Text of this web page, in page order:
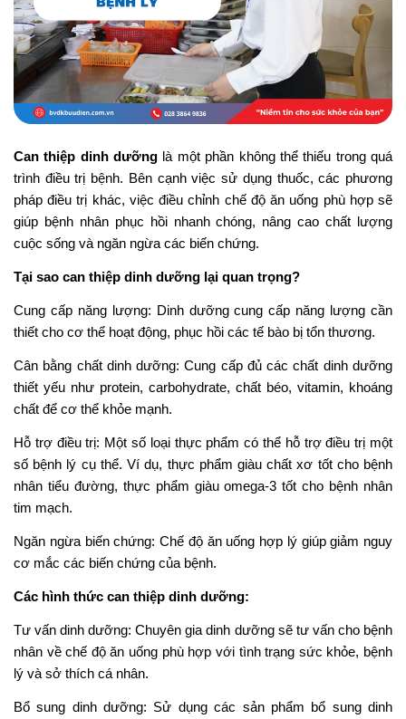
Can thiệp dinh dưỡng là một phần không thể thiếu trong quá
trình điều trị bệnh. Bên cạnh việc sử dụng thuốc, các phương
pháp điều trị khác, việc điều chỉnh chế độ ăn uống phù hợp sẽ
giúp bệnh nhân phục hồi nhanh chóng, nâng cao chất lượng
cuộc sống và ngăn ngừa các biến chứng.
Tại sao can thiệp dinh dưỡng lại quan trọng?
Cung cấp năng lượng: Dinh dưỡng cung cấp năng lượng cần
thiết cho cơ thể hoạt động, phục hồi các tế bào bị tổn thương.
Cân bằng chất dinh dưỡng: Cung cấp đủ các chất dinh dưỡng
thiết yếu như protein, carbohydrate, chất béo, vitamin, khoáng
chất để cơ thể khỏe mạnh.
Hỗ trợ điều trị: Một số loại thực phẩm có thể hỗ trợ điều trị một
số bệnh lý cụ thể. Ví dụ, thực phẩm giàu chất xơ tốt cho bệnh
nhân tiểu đường, thực phẩm giàu omega-3 tốt cho bệnh nhân
tim mạch.
Ngăn ngừa biến chứng: Chế độ ăn uống hợp lý giúp giảm nguy
cơ mắc các biến chứng của bệnh.
Các hình thức can thiệp dinh dưỡng:
Tư vấn dinh dưỡng: Chuyên gia dinh dưỡng sẽ tư vấn cho bệnh
nhân về chế độ ăn uống phù hợp với tình trạng sức khỏe, bệnh
lý và sở thích cá nhân.
Bổ sung dinh dưỡng: Sử dụng các sản phẩm bổ sung dinh